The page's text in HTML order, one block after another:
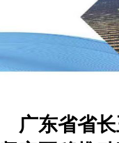
广东省省